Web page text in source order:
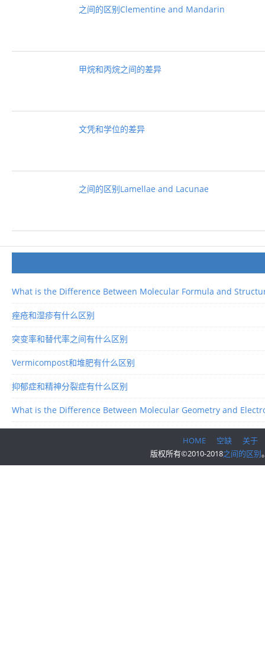
之间的区别Clementine and Mandarin
甲烷和丙烷之间的差异
文凭和学位的差异
之间的区别Lamellae and Lacunae
What is the Difference Between Molecular Formula and
痤疮和湿疹有什么区别
突变率和替代率之间有什么区别
Vermicompost和堆肥有什么区别
抑郁症和精神分裂症有什么区别
What is the Difference Between Molecular Geometry and
HOME 空缺
关于
版权所有©2010-2018之间的区别